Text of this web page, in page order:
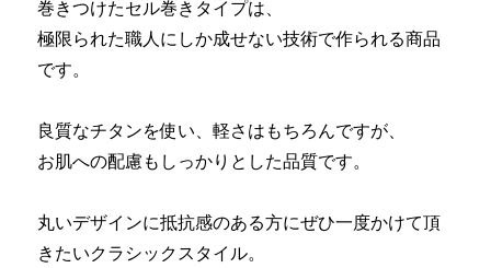
巻きつけたセル巻きタイプは、
極限られた職人にしか成せない技術で作られる商品
です。
良質なチタンを使い、軽さはもちろんですが、
お肌への配慮もしっかりとした品質です。
丸いデザインに抵抗感のある方にぜひ一度かけて頂
きたいクラシックスタイル。